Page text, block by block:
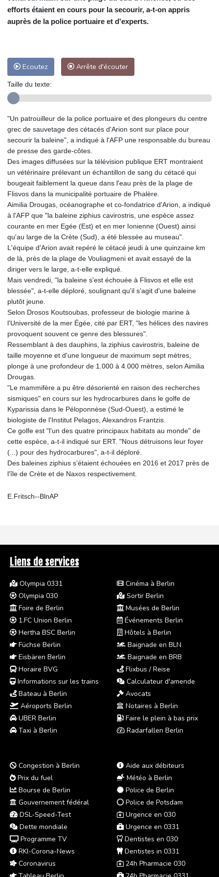
efforts étaient en cours pour la secourir, a-t-on appris
auprès de la police portuaire et d'experts.
Ecoutez Arrête d'écouter
Taille du texte:
"Un patrouilleur de la police portuaire et des plongeurs du centre
grec de sauvetage des cétacés d'Arion sont sur place pour
secourir la baleine", a indiqué à l'AFP une responsable du bureau
de presse des garde-côtes.
Des images diffusées sur la télévision publique ERT montraient
un vétérinaire prélevant un échantillon de sang du cétacé qui
bougeait faiblement la queue dans l'eau près de la plage de
Flisvos dans la municipalité portuaire de Phalère.
Aimilia Drougas, océanographe et co-fondatrice d'Arion, a indiqué
à l'AFP que "la baleine ziphius cavirostris, une espèce assez
courante en mer Egée (Est) et en mer Ionienne (Ouest) ainsi
qu'au large de la Crète (Sud), a été blessée au museau".
L'équipe d'Arion avait repéré le cétacé jeudi à une quinzaine km
de là, près de la plage de Vouliagmeni et avait essayé de la
diriger vers le large, a-t-elle expliqué.
Mais vendredi, "la baleine s'est échouée à Flisvos et elle est
blessée", a-t-elle déploré, soulignant qu'il s’agit d'une baleine
plutôt jeune.
Selon Drosos Koutsoubas, professeur de biologie marine à
l'Université de la mer Égée, cité par ERT, "les hélices des navires
provoquent souvent ce genre des blessures".
Ressemblant à des dauphins, la ziphius cavirostris, baleine de
taille moyenne et d'une longueur de maximum sept mètres,
plonge à une profondeur de 1.000 à 4.000 mètres, selon Aimilia
Drougas.
"Le mammifère a pu être désorienté en raison des recherches
sismiques" en cours sur les hydrocarbures dans le golfe de
Kyparissia dans le Péloponnèse (Sud-Ouest), a estimé le
biologiste de l'Institut Pelagos, Alexandros Frantzis.
Ce golfe est "l'un des quatre principaux habitats au monde" de
cette espèce, a-t-il indiqué sur ERT. "Nous détruisons leur foyer
(...) pour des hydrocarbures", a-t-il déploré.
Des baleines ziphius s'étaient échouées en 2016 et 2017 près de
l'île de Crète et de Naxos respectivement.
E.Fritsch--BlnAP
Liens de services
Olympia 0331
Olympia 030
Foire de Berlin
1.FC Union Berlin
Hertha BSC Berlin
Füchse Berlin
Eisbären Berlin
Horaire BVG
Informations sur les trains
Bateau à Berlin
Aéroports Berlin
UBER Berlin
Taxi à Berlin
Cinéma à Berlin
Sortir Berlin
Musées de Berlin
Événements Berlin
Hôtels à Berlin
Baignade en BLN
Baignade en BRB
Flixbus / Reise
Calculateur d'amende
Avocats
Notaires à Berlin
Faire le plein à bas prix
Radarfallen Berlin
Congestion à Berlin
Prix du fuel
Bourse de Berlin
Gouvernement fédéral
DSL-Speed-Test
Dette mondiale
Programme TV
RKI-Corona-News
Coronavirus
Aide aux débiteurs
Météo à Berlin
Police de Berlin
Police de Potsdam
Urgence en 030
Urgence en 0331
Dentistes en 030
Dentistes in 0331
24h Pharmacie 030